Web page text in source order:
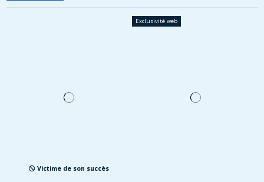
Victime de son succès
Exclusivité web